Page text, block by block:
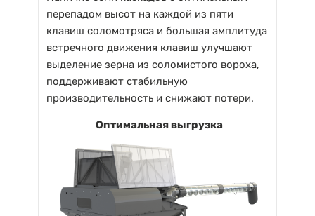
перепадом высот на каждой из пяти
клавиш соломотряса и большая амплитуда
встречного движения клавиш улучшают
выделение зерна из соломистого вороха,
поддерживают стабильную
производительность и снижают потери.
Оптимальная выгрузка